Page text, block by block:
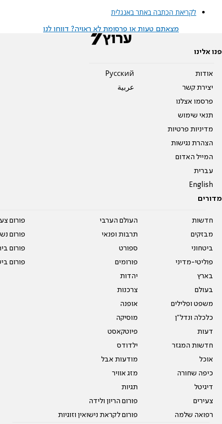
לקריאת הכתבה באתר באנגלית
מצאתם טעות או פרסומת לא ראויה? דווחו לנו
פנו אלינו
אודות
יצירת קשר
פרסמו אצלנו
תנאי שימוש
מדיניות פרטיות
הצהרת נגישות
המייל האדום
עברית
English
Pусский
عربية
מדורים
חדשות
מבזקים
ביטחוני
פוליטי-מדיני
בארץ
בעולם
משפט ופלילים
כלכלה ונדל"ן
דעות
חדשות המגזר
אוכל
כיפה שחורה
דיגיטל
צעירים
רפואה שלמה
העולם הערבי
תרבות ופנאי
ספורט
פורומים
יהדות
צרכנות
אופנה
מוסיקה
פיוטקאסט
ילדודס
מודעות אבל
מזג אוויר
תגיות
פורום הריון ולידה
פורום לקראת נישואין וזוגיות
פורום
פורום
פורום
פורום